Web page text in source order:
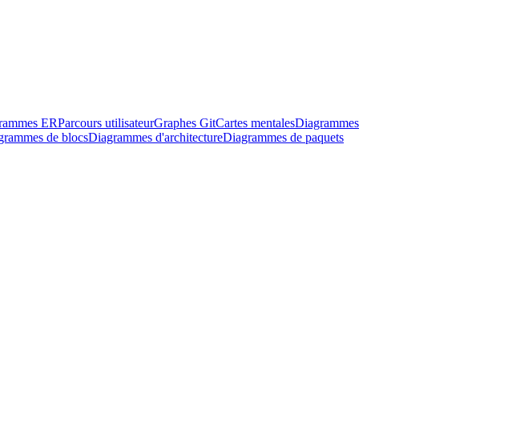
ERParcours utilisateurGraphes GitCartes mentalesDiagrammes
de blocsDiagrammes d'architectureDiagrammes de paquets